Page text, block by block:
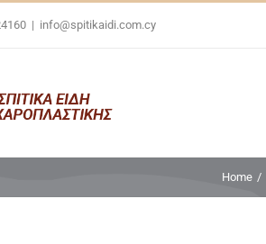
| info@spitikaidi.com.cy
Home /